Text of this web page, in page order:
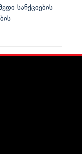
სანქციების